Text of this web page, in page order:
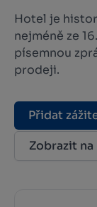
Hotel je
nejméně ze
písemnou
prodeji.
Přidat
Zobrazit na